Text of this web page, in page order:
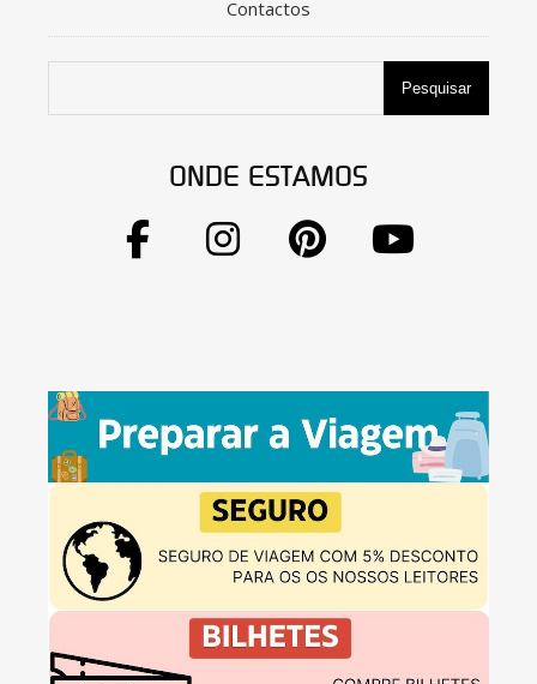
Contactos
Pesquisar
ONDE ESTAMOS